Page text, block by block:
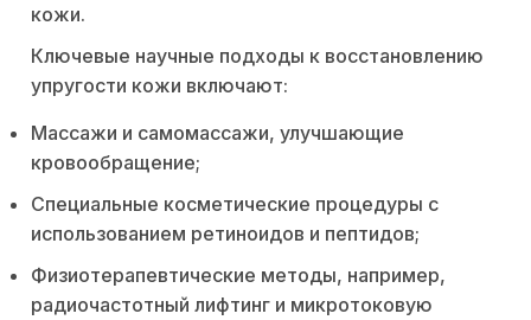
кожи.
Ключевые научные подходы к восстановлению
упругости кожи включают:
Массажи и самомассажи, улучшающие
кровообращение;
Специальные косметические процедуры с
использованием ретиноидов и пептидов;
Физиотерапевтические методы, например,
радиочастотный лифтинг и микротоковую